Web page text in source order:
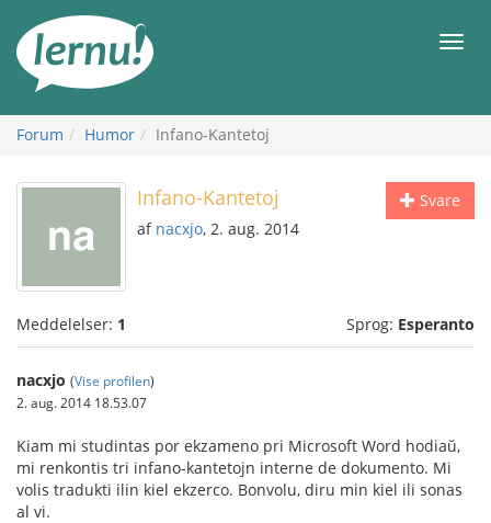
indholdet
Forum Humor Infano-Kantetoj
Svare
Infano-Kantetoj
af nacxjo, 2. aug. 2014
Meddelelser: 1 Sprog: Esperanto
nacxjo (Vise profilen)
2. aug. 2014 18.53.07
Kiam mi studintas por ekzameno pri Microsoft Word hodiaŭ,
mi renkontis tri infano-kantetojn interne de dokumento. Mi
volis tradukti ilin kiel ekzerco. Bonvolu, diru min kiel ili sonas
al vi.